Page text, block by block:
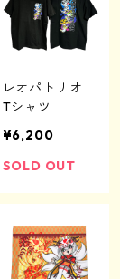
レオパトリオ
Tシャツ
¥6,200
SOLD OUT